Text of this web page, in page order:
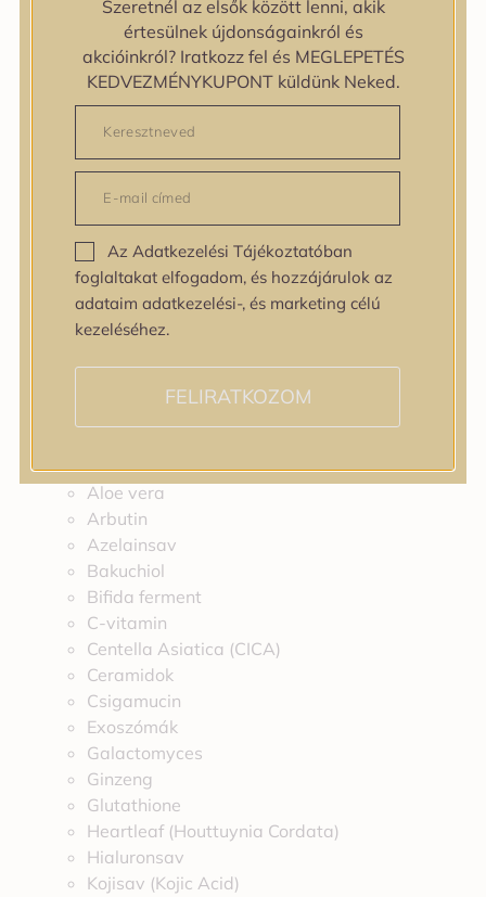
Egyenetlen bőrtextúra
Egyenetlen tónus
Érett bőr
Érzékeny bőr
Fakóság
Feszességvesztés
Pigmentfoltok
Problémás bőr
Ráncok
Sérült barrier
Tág pórusok
Speciális bőrápolás
Tini bőrápolás
Várandósság alatt is
Allantoin
Aloe vera
Arbutin
Azelainsav
Bakuchiol
Bifida ferment
C-vitamin
Centella Asiatica (CICA)
Ceramidok
Csigamucin
Exoszómák
Galactomyces
Ginzeng
Glutathione
Heartleaf (Houttuynia Cordata)
Hialuronsav
Kojisav (Kojic Acid)
Szeretnél az elsők között lenni, akik
értesülnek újdonságainkról és
akcióinkról? Iratkozz fel és MEGLEPETÉS
KEDVEZMÉNYKUPONT küldünk Neked.
Az Adatkezelési Tájékoztatóban
foglaltakat elfogadom, és hozzájárulok az
adataim adatkezelési-, és marketing célú
kezeléséhez.
FELIRATKOZOM